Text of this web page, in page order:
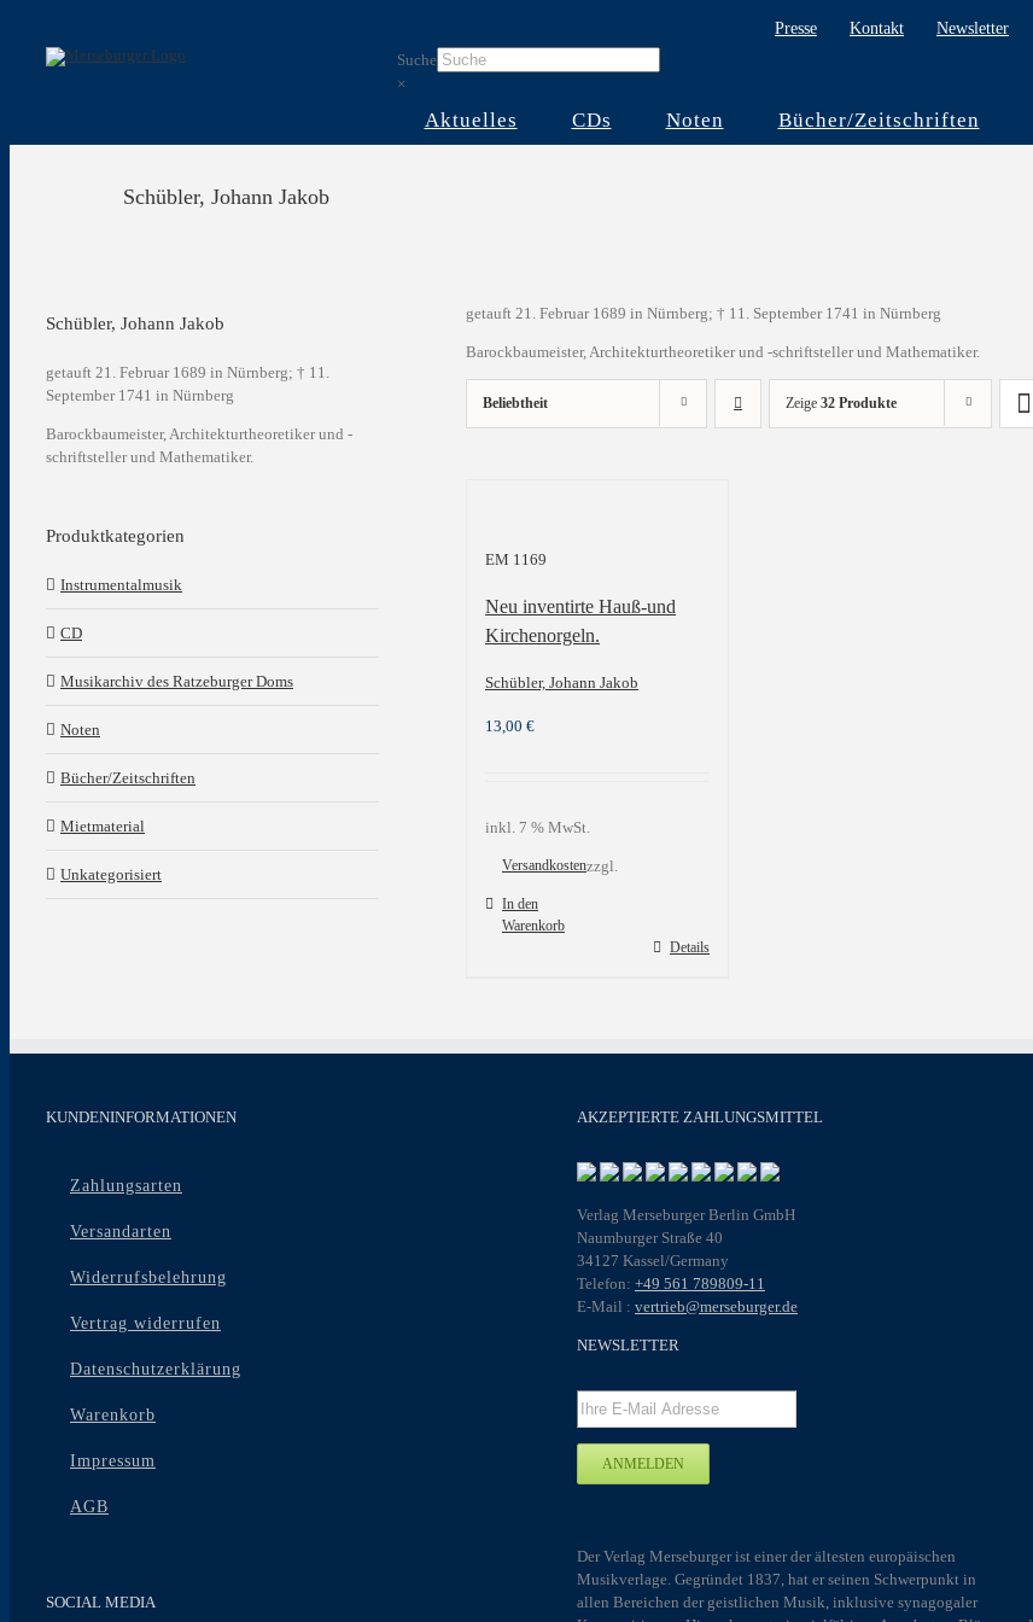
content
Presse Kontakt Newsletter
Suche
×
Aktuelles CDs Noten Bücher/Zeitschriften
Schübler, Johann Jakob
getauft 21. Februar 1689 in Nürnberg; † 11. September 1741 in Nürnberg
Barockbaumeister, Architekturtheoretiker und -schriftsteller und Mathematiker.
Beliebtheit Zeige 32 Produkte
EM 1169
Neu inventirte Hauß-und
Kirchenorgeln.
Schübler, Johann Jakob
13,00 €
inkl. 7 % MwSt.
zzgl.
Versandkosten
In den
Warenkorb
Details
Schübler, Johann Jakob
getauft 21. Februar 1689 in Nürnberg; † 11.
September 1741 in Nürnberg
Barockbaumeister, Architekturtheoretiker und -
schriftsteller und Mathematiker.
Produktkategorien
Instrumentalmusik
CD
Musikarchiv des Ratzeburger Doms
Noten
Bücher/Zeitschriften
Mietmaterial
Unkategorisiert
KUNDENINFORMATIONEN
Zahlungsarten
Versandarten
Widerrufsbelehrung
Vertrag widerrufen
Datenschutzerklärung
Warenkorb
Impressum
AGB
SOCIAL MEDIA
AKZEPTIERTE ZAHLUNGSMITTEL
Verlag Merseburger Berlin GmbH
Naumburger Straße 40
34127 Kassel/Germany
Telefon: +49 561 789809-11
E-Mail : vertrieb@merseburger.de
NEWSLETTER
Der Verlag Merseburger ist einer der ältesten europäischen
Musikverlage. Gegründet 1837, hat er seinen Schwerpunkt in
allen Bereichen der geistlichen Musik, inklusive synagogaler